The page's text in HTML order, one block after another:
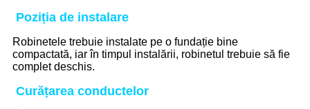
Poziția de instalare
Robinetele trebuie instalate pe o fundație bine
compactată, iar în timpul instalării, robinetul trebuie să fie
complet deschis.
Curățarea conductelor